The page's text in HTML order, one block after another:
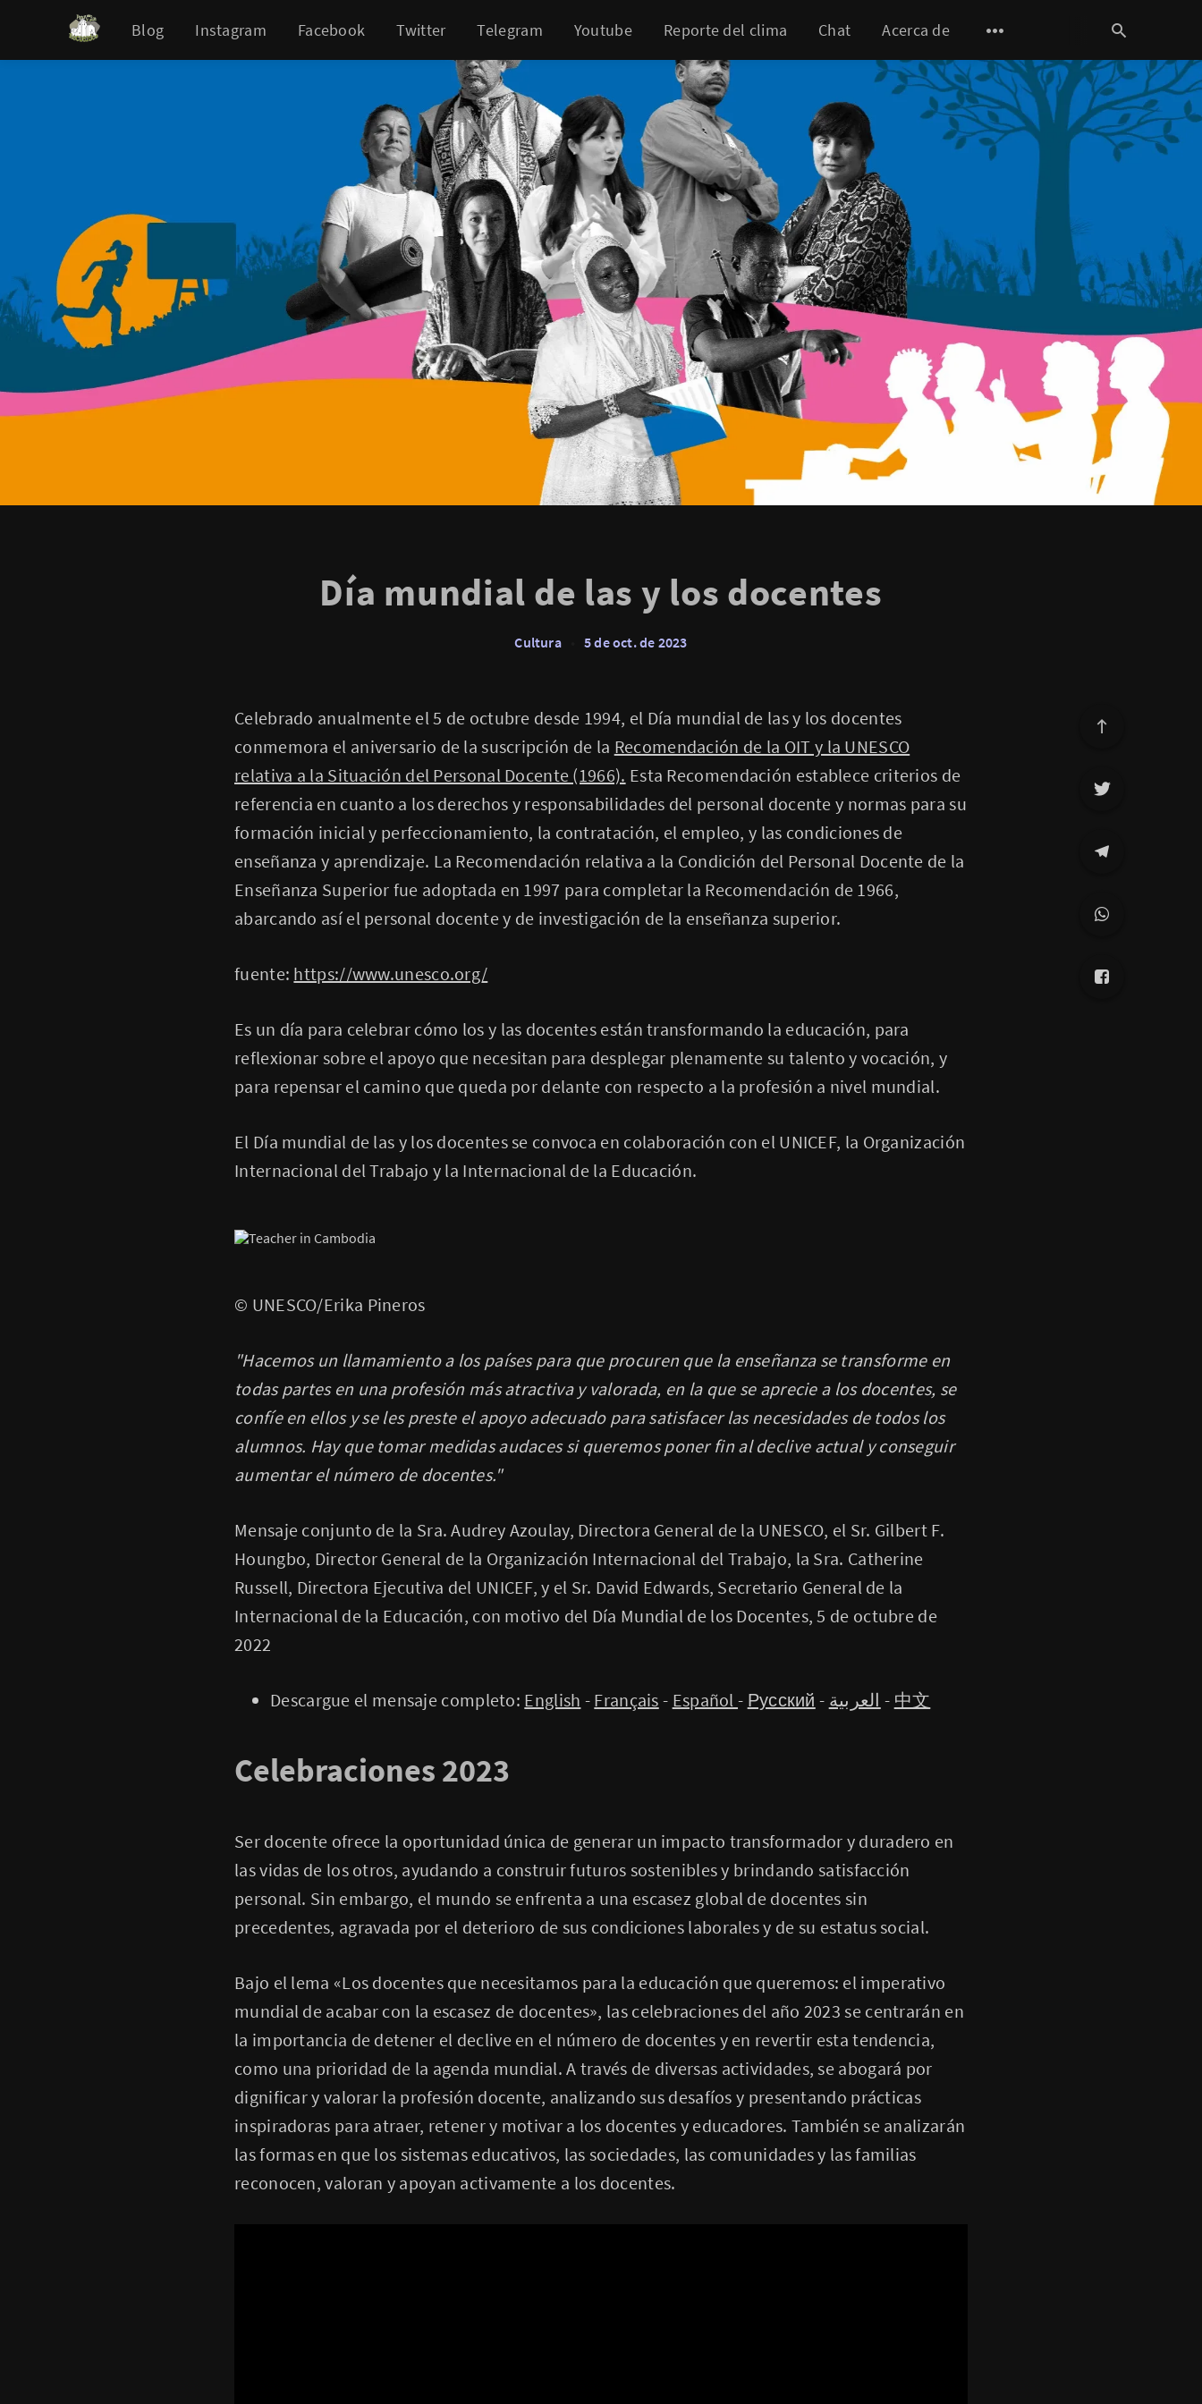
Blog Instagram Facebook Twitter Telegram Youtube Reporte del clima Chat Acerca de
Día mundial de las y los docentes
Cultura 5 de oct. de 2023
Celebrado anualmente el 5 de octubre desde 1994, el Día mundial de las y los docentes
conmemora el aniversario de la suscripción de la Recomendación de la OIT y la UNESCO
relativa a la Situación del Personal Docente (1966). Esta Recomendación establece criterios de
referencia en cuanto a los derechos y responsabilidades del personal docente y normas para su
formación inicial y perfeccionamiento, la contratación, el empleo, y las condiciones de
enseñanza y aprendizaje. La Recomendación relativa a la Condición del Personal Docente de la
Enseñanza Superior fue adoptada en 1997 para completar la Recomendación de 1966,
abarcando así el personal docente y de investigación de la enseñanza superior.
fuente: https://www.unesco.org/
Es un día para celebrar cómo los y las docentes están transformando la educación, para
reflexionar sobre el apoyo que necesitan para desplegar plenamente su talento y vocación, y
para repensar el camino que queda por delante con respecto a la profesión a nivel mundial.
El Día mundial de las y los docentes se convoca en colaboración con el UNICEF, la Organización
Internacional del Trabajo y la Internacional de la Educación.
© UNESCO/Erika Pineros
"Hacemos un llamamiento a los países para que procuren que la enseñanza se transforme en
todas partes en una profesión más atractiva y valorada, en la que se aprecie a los docentes, se
confíe en ellos y se les preste el apoyo adecuado para satisfacer las necesidades de todos los
alumnos. Hay que tomar medidas audaces si queremos poner fin al declive actual y conseguir
aumentar el número de docentes."
Mensaje conjunto de la Sra. Audrey Azoulay, Directora General de la UNESCO, el Sr. Gilbert F.
Houngbo, Director General de la Organización Internacional del Trabajo, la Sra. Catherine
Russell, Directora Ejecutiva del UNICEF, y el Sr. David Edwards, Secretario General de la
Internacional de la Educación, con motivo del Día Mundial de los Docentes, 5 de octubre de
2022
Descargue el mensaje completo: English - Français - Español- Русский - العربية - 中文
Celebraciones 2023
Ser docente ofrece la oportunidad única de generar un impacto transformador y duradero en
las vidas de los otros, ayudando a construir futuros sostenibles y brindando satisfacción
personal. Sin embargo, el mundo se enfrenta a una escasez global de docentes sin
precedentes, agravada por el deterioro de sus condiciones laborales y de su estatus social.
Bajo el lema «Los docentes que necesitamos para la educación que queremos: el imperativo
mundial de acabar con la escasez de docentes», las celebraciones del año 2023 se centrarán en
la importancia de detener el declive en el número de docentes y en revertir esta tendencia,
como una prioridad de la agenda mundial. A través de diversas actividades, se abogará por
dignificar y valorar la profesión docente, analizando sus desafíos y presentando prácticas
inspiradoras para atraer, retener y motivar a los docentes y educadores. También se analizarán
las formas en que los sistemas educativos, las sociedades, las comunidades y las familias
reconocen, valoran y apoyan activamente a los docentes.